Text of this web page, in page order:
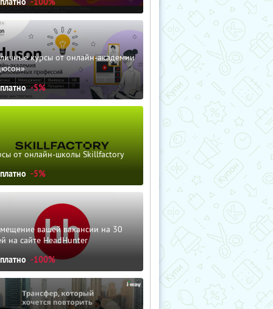
курсы от онлайн-академии
-5%
от онлайн-школы Skillfactory
-5%
вашей вакансии на 30
на сайте HeadHunter
-100%